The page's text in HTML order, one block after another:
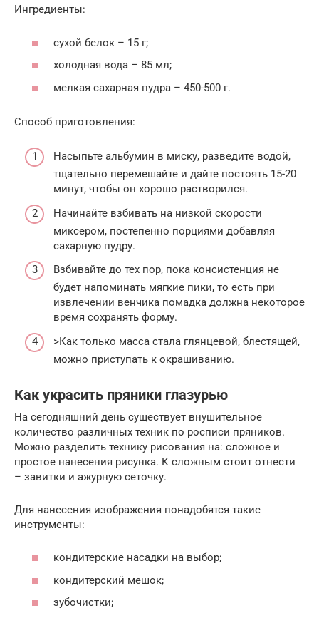
Ингредиенты:
сухой белок – 15 г;
холодная вода – 85 мл;
мелкая сахарная пудра – 450-500 г.
Способ приготовления:
Насыпьте альбумин в миску, разведите водой,
тщательно перемешайте и дайте постоять 15-20
минут, чтобы он хорошо растворился.
Начинайте взбивать на низкой скорости
миксером, постепенно порциями добавляя
сахарную пудру.
Взбивайте до тех пор, пока консистенция не
будет напоминать мягкие пики, то есть при
извлечении венчика помадка должна некоторое
время сохранять форму.
>Как только масса стала глянцевой, блестящей,
можно приступать к окрашиванию.
Как украсить пряники глазурью
На сегодняшний день существует внушительное
количество различных техник по росписи пряников.
Можно разделить технику рисования на: сложное и
простое нанесения рисунка. К сложным стоит отнести
– завитки и ажурную сеточку.
Для нанесения изображения понадобятся такие
инструменты:
кондитерские насадки на выбор;
кондитерский мешок;
зубочистки;